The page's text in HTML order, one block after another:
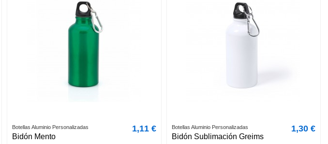
Botellas Aluminio Personalizadas
Bidón Mento
1,11 € Botellas Aluminio Personalizadas
Bidón Sublimación Greims
1,30 €